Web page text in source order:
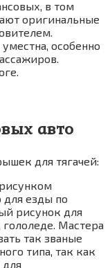
в том
оригинальные
особенно
авто
для тягачей:
для езды по
рисунок для
гололеде. Мастера
так званые
типа, так как
для